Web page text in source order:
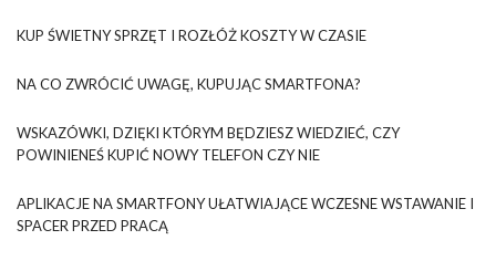
KUP ŚWIETNY SPRZĘT I ROZŁÓŻ KOSZTY W CZASIE
NA CO ZWRÓCIĆ UWAGĘ, KUPUJĄC SMARTFONA?
WSKAZÓWKI, DZIĘKI KTÓRYM BĘDZIESZ WIEDZIEĆ, CZY
POWINIENEŚ KUPIĆ NOWY TELEFON CZY NIE
APLIKACJE NA SMARTFONY UŁATWIAJĄCE WCZESNE WSTAWANIE I
SPACER PRZED PRACĄ